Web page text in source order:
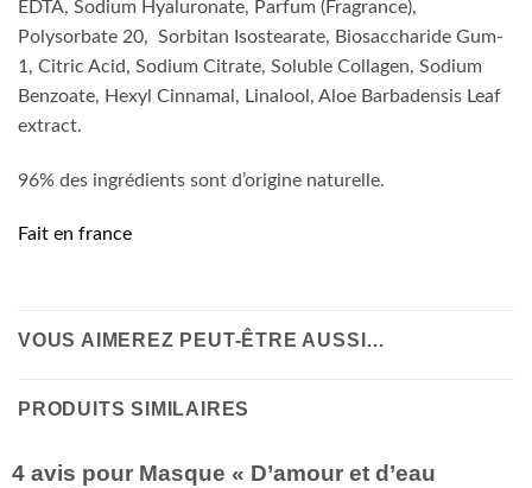
EDTA, Sodium Hyaluronate, Parfum (Fragrance),
Polysorbate 20, Sorbitan Isostearate, Biosaccharide Gum-
1, Citric Acid, Sodium Citrate, Soluble Collagen, Sodium
Benzoate, Hexyl Cinnamal, Linalool, Aloe Barbadensis Leaf
extract.
96% des ingrédients sont d’origine naturelle.
Fait en france
VOUS AIMEREZ PEUT-ÊTRE AUSSI…
PRODUITS SIMILAIRES
4 avis pour Masque « D’amour et d’eau